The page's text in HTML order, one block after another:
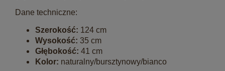
Dane techniczne:
Szerokość: 124 cm
Wysokość: 35 cm
Głębokość: 41 cm
Kolor: naturalny/bursztynowy/bianco